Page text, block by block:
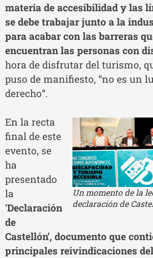
materia de accesibilidad y las
se debe trabajar junto a la
para acabar con las barreras
encuentran las personas con
hora de disfrutar del turismo,
puso de manifiesto, “no es un
derecho”.
Un momento de la
declaración de
En la recta
final de este
evento, se
ha
presentado
la
‘Declaración
de
Castellón’, documento que
principales reivindicaciones